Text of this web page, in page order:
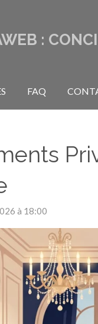
:
FAQ
à 18:00